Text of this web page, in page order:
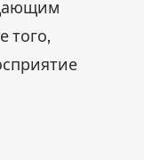
того,